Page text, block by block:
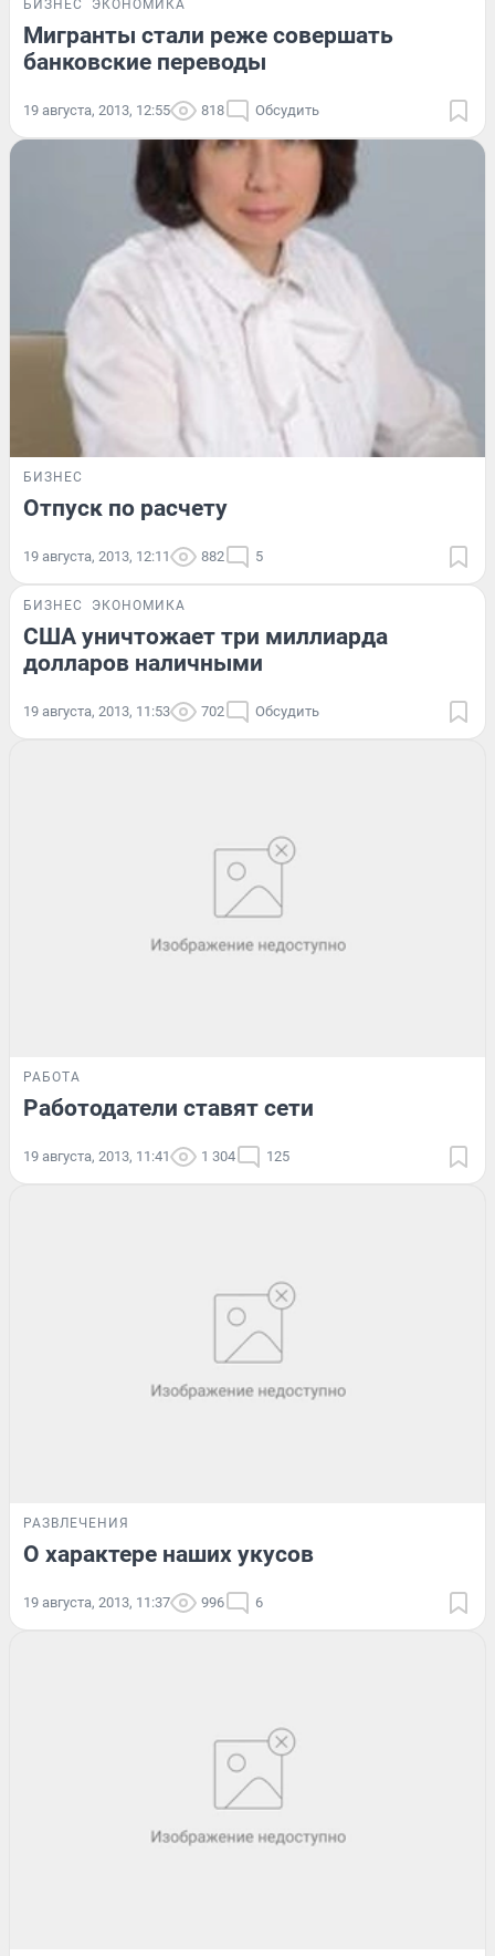
БИЗНЕС ЭКОНОМИКА
Мигранты стали реже совершать
банковские переводы
19 августа, 2013, 12:55 818 Обсудить
БИЗНЕС
Отпуск по расчету
19 августа, 2013, 12:11 882 5
БИЗНЕС ЭКОНОМИКА
США уничтожает три миллиарда
долларов наличными
19 августа, 2013, 11:53 702 Обсудить
РАБОТА
Работодатели ставят сети
19 августа, 2013, 11:41 1 304 125
РАЗВЛЕЧЕНИЯ
О характере наших укусов
19 августа, 2013, 11:37 996 6